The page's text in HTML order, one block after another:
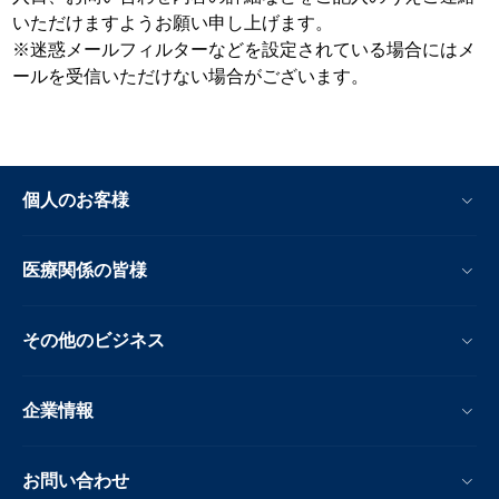
いただけますようお願い申し上げます。
※迷惑メールフィルターなどを設定されている場合にはメ
ールを受信いただけない場合がございます。
個人のお客様
医療関係の皆様
その他のビジネス
企業情報
お問い合わせ